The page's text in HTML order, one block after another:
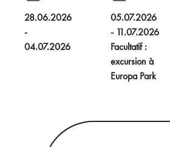
28.06.2026
-
04.07.2026
05.07.2026
- 11.07.2026
Facultatif :
excursion à
Europa Park
INSCRIVEZ-VOUS MAINTENANT